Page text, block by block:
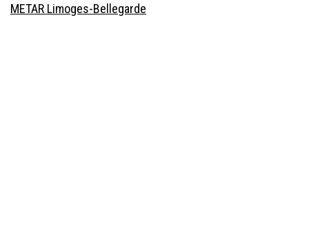
METAR Limoges-Bellegarde